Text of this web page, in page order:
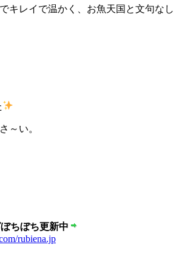
キレイで温かく、お魚天国と文句なし
～い。
ちぼち更新中
rubiena.jp